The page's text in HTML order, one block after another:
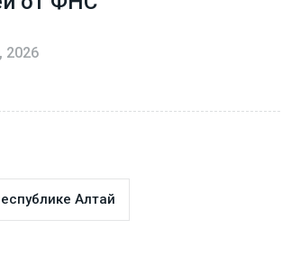
2026
Алтай